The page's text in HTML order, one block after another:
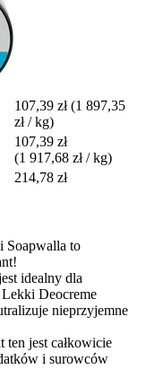
107,39 zł (1 897,35
zł / kg)
107,39 zł
(1 917,68 zł / kg)
214,78 zł
Soapwalla to
idealny dla
Deocreme
nieprzyjemne
jest całkowicie
i surowców